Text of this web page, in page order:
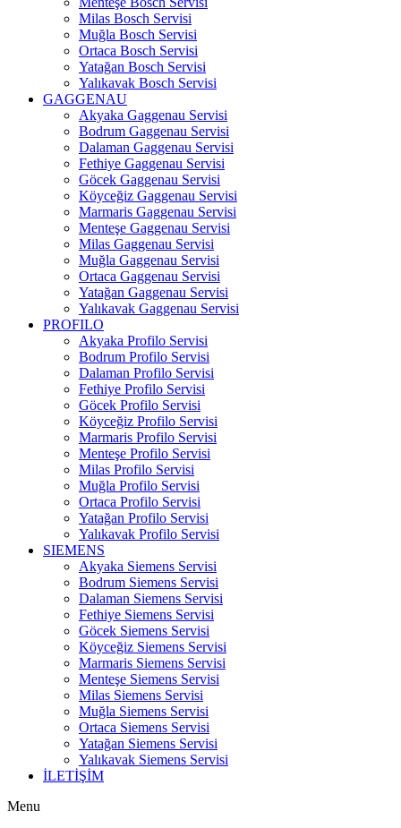
Milas Bosch Servisi
Muğla Bosch Servisi
Ortaca Bosch Servisi
Yatağan Bosch Servisi
Yalıkavak Bosch Servisi
GAGGENAU
Akyaka Gaggenau Servisi
Bodrum Gaggenau Servisi
Dalaman Gaggenau Servisi
Fethiye Gaggenau Servisi
Göcek Gaggenau Servisi
Köyceğiz Gaggenau Servisi
Marmaris Gaggenau Servisi
Menteşe Gaggenau Servisi
Milas Gaggenau Servisi
Muğla Gaggenau Servisi
Ortaca Gaggenau Servisi
Yatağan Gaggenau Servisi
Yalıkavak Gaggenau Servisi
PROFILO
Akyaka Profilo Servisi
Bodrum Profilo Servisi
Dalaman Profilo Servisi
Fethiye Profilo Servisi
Göcek Profilo Servisi
Köyceğiz Profilo Servisi
Marmaris Profilo Servisi
Menteşe Profilo Servisi
Milas Profilo Servisi
Muğla Profilo Servisi
Ortaca Profilo Servisi
Yatağan Profilo Servisi
Yalıkavak Profilo Servisi
SIEMENS
Akyaka Siemens Servisi
Bodrum Siemens Servisi
Dalaman Siemens Servisi
Fethiye Siemens Servisi
Göcek Siemens Servisi
Köyceğiz Siemens Servisi
Marmaris Siemens Servisi
Menteşe Siemens Servisi
Milas Siemens Servisi
Muğla Siemens Servisi
Ortaca Siemens Servisi
Yatağan Siemens Servisi
Yalıkavak Siemens Servisi
İLETİŞİM
Menu